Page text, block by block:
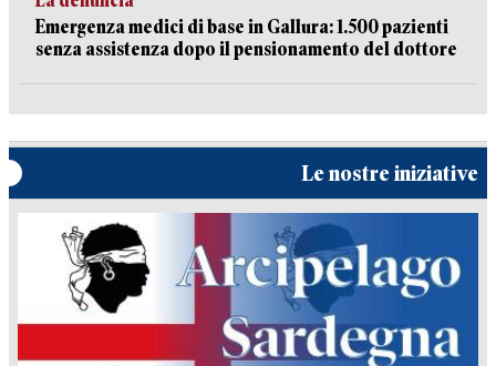
Emergenza medici di base in Gallura: 1.500 pazienti
senza assistenza dopo il pensionamento del dottore
Le nostre iniziative